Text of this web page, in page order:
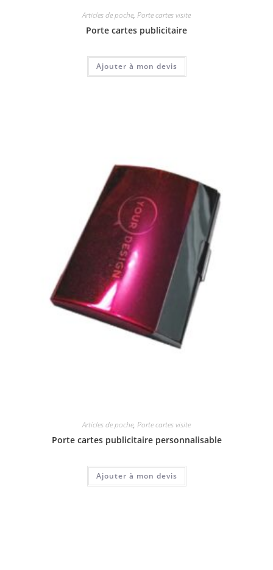
Articles de poche, Porte cartes visite
Porte cartes publicitaire
Ajouter à mon devis
Articles de poche, Porte cartes visite
Porte cartes publicitaire personnalisable
Ajouter à mon devis